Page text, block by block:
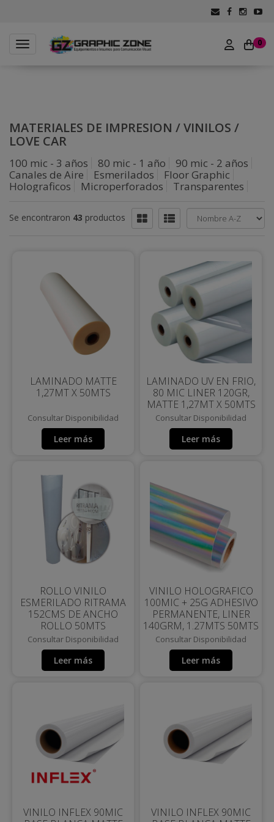
0
Toggle navigation
MATERIALES DE IMPRESION /VINILOS /
LOVE CAR
100 mic - 3 años 80 mic - 1 año
90 mic - 2 años
Canales de Aire
Esmerilados
Floor Graphic
Holograficos
Microperforados Transparentes
Se encontraron 43 productos
LAMINADO MATTE
1,27MT X 50MTS
Consultar Disponibilidad
Leer más
LAMINADO UV EN FRIO,
80 MIC LINER 120GR,
MATTE 1,27MT X 50MTS
Consultar Disponibilidad
Leer más
ROLLO VINILO
ESMERILADO RITRAMA
152CMS DE ANCHO
ROLLO 50MTS
Consultar Disponibilidad
Leer más
VINILO HOLOGRAFICO
100MIC + 25G ADHESIVO
PERMANENTE, LINER
140GRM, 1.27MTS 50MTS
Consultar Disponibilidad
Leer más
VINILO INFLEX 90MIC
VINILO INFLEX 90MIC